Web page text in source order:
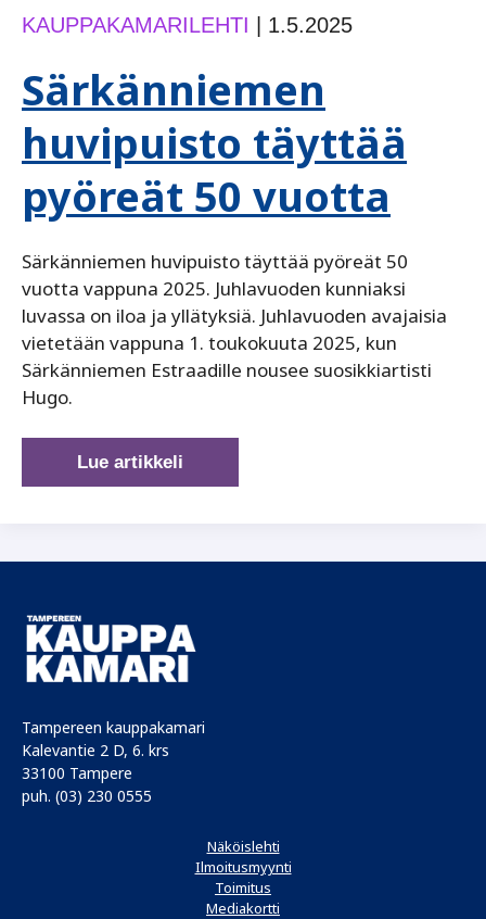
KAUPPAKAMARILEHTI 1.5.2025
Särkänniemen
huvipuisto täyttää
pyöreät 50 vuotta
Särkänniemen huvipuisto täyttää pyöreät 50
vuotta vappuna 2025. Juhlavuoden kunniaksi
luvassa on iloa ja yllätyksiä. Juhlavuoden avajaisia
vietetään vappuna 1. toukokuuta 2025, kun
Särkänniemen Estraadille nousee suosikkiartisti
Hugo.
Särkänniemen
huvipuisto
Lue artikkeli
Tampereen kauppakamari
Kalevantie 2 D, 6. krs
33100 Tampere
puh. (03) 230 0555
Näköislehti
Ilmoitusmyynti
Toimitus
Mediakortti